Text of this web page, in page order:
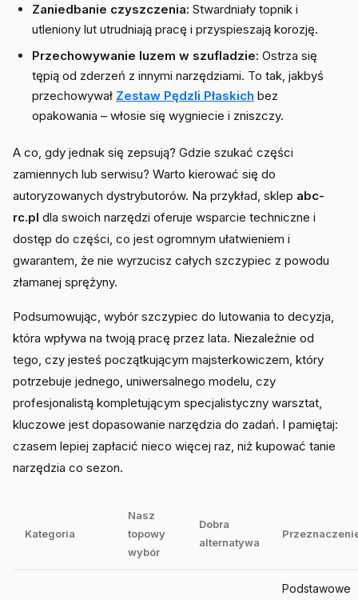
Zaniedbanie czyszczenia: Stwardniały topnik i
utleniony lut utrudniają pracę i przyspieszają korozję.
Przechowywanie luzem w szufladzie: Ostrza się
tępią od zderzeń z innymi narzędziami. To tak, jakbyś
przechowywał Zestaw Pędzli Płaskich bez
opakowania – włosie się wygniecie i zniszczy.
A co, gdy jednak się zepsują? Gdzie szukać części
zamiennych lub serwisu? Warto kierować się do
autoryzowanych dystrybutorów. Na przykład, sklep abc-
rc.pl dla swoich narzędzi oferuje wsparcie techniczne i
dostęp do części, co jest ogromnym ułatwieniem i
gwarantem, że nie wyrzucisz całych szczypiec z powodu
złamanej sprężyny.
Podsumowując, wybór szczypiec do lutowania to decyzja,
która wpływa na twoją pracę przez lata. Niezależnie od
tego, czy jesteś początkującym majsterkowiczem, który
potrzebuje jednego, uniwersalnego modelu, czy
profesjonalistą kompletującym specjalistyczny warsztat,
kluczowe jest dopasowanie narzędzia do zadań. I pamiętaj:
czasem lepiej zapłacić nieco więcej raz, niż kupować tanie
narzędzia co sezon.
Kategoria
Nasz
topowy
wybór
Dobra
alternatywa
Podstawowe